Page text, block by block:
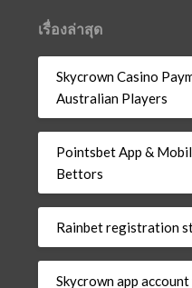
เรื่องล่าสุด
Skycrown Casino
Australian Players
Pointsbet App &
Bettors
Rainbet registration
Skycrown app